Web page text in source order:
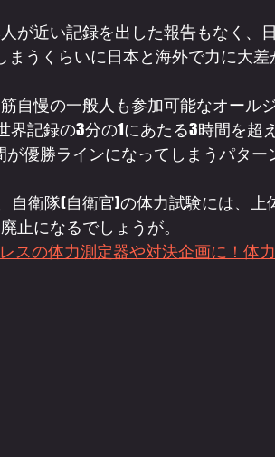
が近い記録を出した報告もなく、
うくらいに日本と海外で力に大差
自慢の一般人も参加可能なオール
界記録の3分の1にあたる3時間を超
優勝ラインになってしまうパター
自衛隊(自衛官)の体力試験には、上
止になるでしょうが。
レスの体力測定器や対決企画に！体